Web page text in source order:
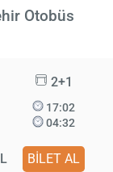
Otobüs
2+1
17:02
04:32
BİLET AL